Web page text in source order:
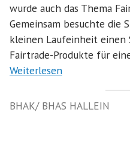
wurde auch das Thema
Gemeinsam besuchte die
kleinen Laufeinheit einen
Fairtrade-Produkte für
Weiterlesen
BHAK/ BHAS HALLEIN